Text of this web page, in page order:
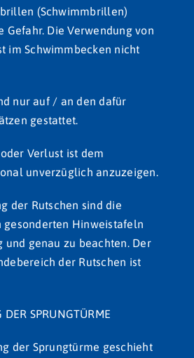
(Schwimmbrillen)
Gefahr. Die Verwendung von
im Schwimmbecken nicht
nur auf / an den dafür
gestattet.
Verlust ist dem
unverzüglich anzuzeigen.
der Rutschen sind die
gesonderten Hinweistafeln
und genau zu beachten. Der
der Rutschen ist
SPRUNGTÜRME
der Sprungtürme geschieht